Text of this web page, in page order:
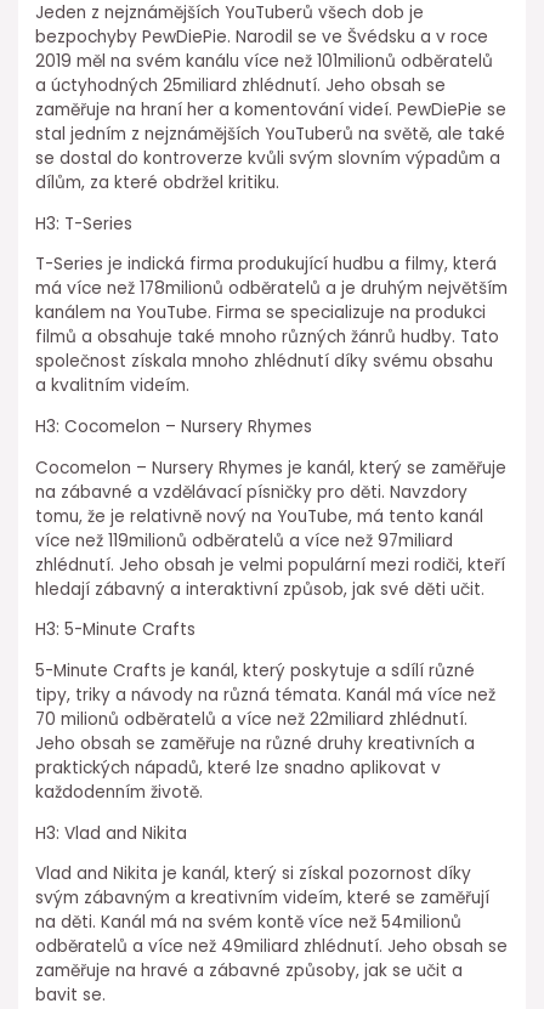
Jeden z nejznámějších YouTuberů všech dob je
bezpochyby PewDiePie. Narodil se ve Švédsku a v roce
2019 měl na svém kanálu více než 101milionů odběratelů
a úctyhodných 25miliard zhlédnutí. Jeho obsah se
zaměřuje na hraní her a komentování videí. PewDiePie se
stal jedním z nejznámějších YouTuberů na světě, ale také
se dostal do kontroverze kvůli svým slovním výpadům a
dílům, za které obdržel kritiku.
H3: T-Series
T-Series je indická firma produkující hudbu a filmy, která
má více než 178milionů odběratelů a je druhým největším
kanálem na YouTube. Firma se specializuje na produkci
filmů a obsahuje také mnoho různých žánrů hudby. Tato
společnost získala mnoho zhlédnutí díky svému obsahu
a kvalitním videím.
H3: Cocomelon – Nursery Rhymes
Cocomelon – Nursery Rhymes je kanál, který se zaměřuje
na zábavné a vzdělávací písničky pro děti. Navzdory
tomu, že je relativně nový na YouTube, má tento kanál
více než 119milionů odběratelů a více než 97miliard
zhlédnutí. Jeho obsah je velmi populární mezi rodiči, kteří
hledají zábavný a interaktivní způsob, jak své děti učit.
H3: 5-Minute Crafts
5-Minute Crafts je kanál, který poskytuje a sdílí různé
tipy, triky a návody na různá témata. Kanál má více než
70 milionů odběratelů a více než 22miliard zhlédnutí.
Jeho obsah se zaměřuje na různé druhy kreativních a
praktických nápadů, které lze snadno aplikovat v
každodenním životě.
H3: Vlad and Nikita
Vlad and Nikita je kanál, který si získal pozornost díky
svým zábavným a kreativním videím, které se zaměřují
na děti. Kanál má na svém kontě více než 54milionů
odběratelů a více než 49miliard zhlédnutí. Jeho obsah se
zaměřuje na hravé a zábavné způsoby, jak se učit a
bavit se.